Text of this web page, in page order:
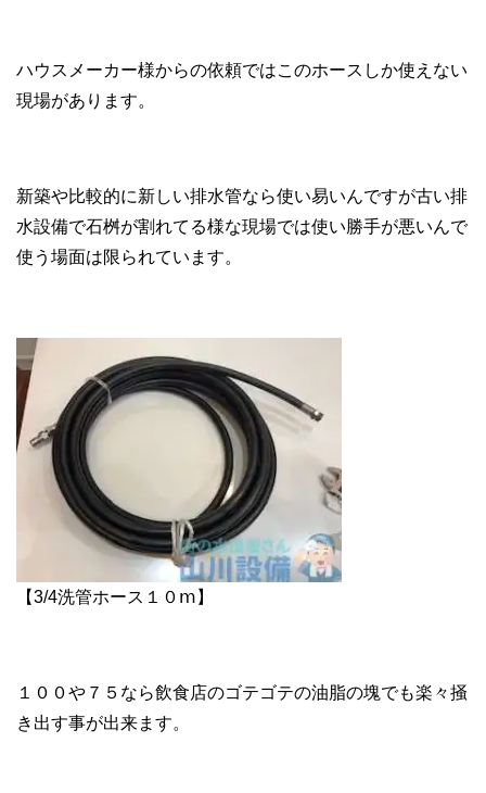
ハウスメーカー様からの依頼ではこのホースしか使えない
現場があります。
新築や比較的に新しい排水管なら使い易いんですが古い排
水設備で石桝が割れてる様な現場では使い勝手が悪いんで
使う場面は限られています。
【3/4洗管ホース１０ⅿ】
１００や７５なら飲食店のゴテゴテの油脂の塊でも楽々掻
き出す事が出来ます。